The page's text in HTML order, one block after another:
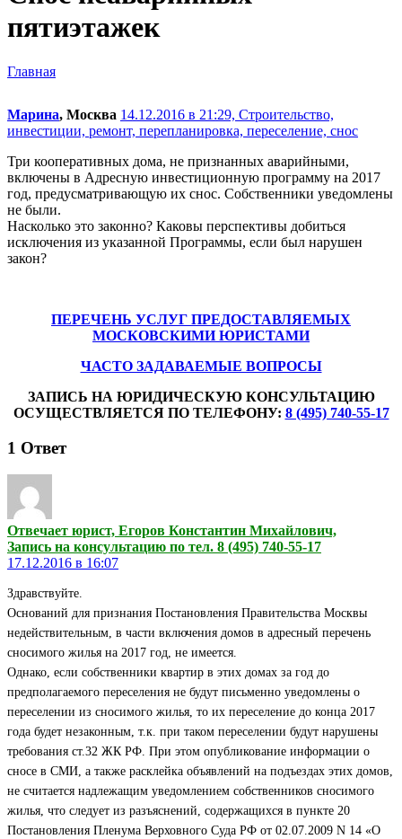
пятиэтажек
Главная
Марина, Москва 14.12.2016 в 21:29, Строительство,
инвестиции, ремонт, перепланировка, переселение, снос
Три кооперативных дома, не признанных аварийными,
включены в Адресную инвестиционную программу на 2017
год, предусматривающую их снос. Собственники уведомлены
не были.
Насколько это законно? Каковы перспективы добиться
исключения из указанной Программы, если был нарушен
закон?
ПЕРЕЧЕНЬ УСЛУГ ПРЕДОСТАВЛЯЕМЫХ
МОСКОВСКИМИ ЮРИСТАМИ
ЧАСТО ЗАДАВАЕМЫЕ ВОПРОСЫ
ЗАПИСЬ НА ЮРИДИЧЕСКУЮ КОНСУЛЬТАЦИЮ
ОСУЩЕСТВЛЯЕТСЯ ПО ТЕЛЕФОНУ: 8 (495) 740-55-17
1 Ответ
Отвечает юрист, Егоров Константин Михайлович,
Запись на консультацию по тел. 8 (495) 740-55-17
17.12.2016 в 16:07
Здравствуйте.
Оснований для признания Постановления Правительства Москвы
недействительным, в части включения домов в адресный перечень
сносимого жилья на 2017 год, не имеется.
Однако, если собственники квартир в этих домах за год до
предполагаемого переселения не будут письменно уведомлены о
переселении из сносимого жилья, то их переселение до конца 2017
года будет незаконным, т.к. при таком переселении будут нарушены
требования ст.32 ЖК РФ. При этом опубликование информации о
сносе в СМИ, а также расклейка объявлений на подъездах этих домов,
не считается надлежащим уведомлением собственников сносимого
жилья, что следует из разъяснений, содержащихся в пункте 20
Постановления Пленума Верховного Суда РФ от 02.07.2009 N 14 «О